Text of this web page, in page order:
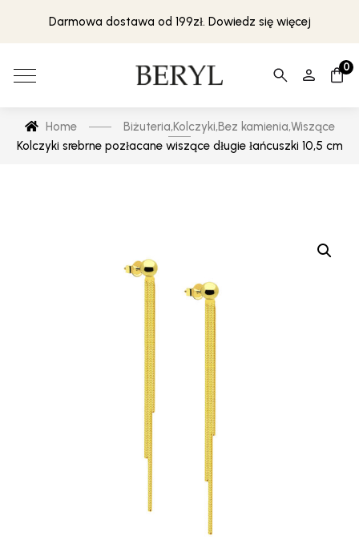
Darmowa dostawa od 199zł. Dowiedz się więcej
0
Home Biżuteria,Kolczyki,Bez kamienia,Wiszące
Kolczyki srebrne pozłacane wiszące długie łańcuszki 10,5 cm